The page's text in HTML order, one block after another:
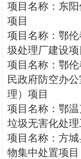
项目名称：东
项目
项目名称：鄂
圾处理厂建设项
项目名称：鄂
民政府防空办
理）项目
项目名称：鄂
垃圾无害化处
项目名称：方
物集中处置项目